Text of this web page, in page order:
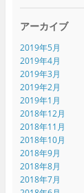
アーカイブ
2019年5月
2019年4月
2019年3月
2019年2月
2019年1月
2018年12月
2018年11月
2018年10月
2018年9月
2018年8月
2018年7月